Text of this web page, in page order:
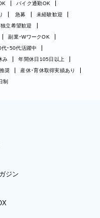
バイク通勤OK
急募
未経験歓迎
独立希望歓迎
副業・WワークOK
代・50代活躍中
み
年間休日105日以上
奨
産休・育休取得実績あり
制
ジン